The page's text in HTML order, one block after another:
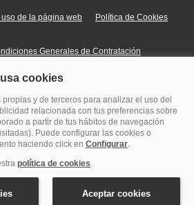
de la página web Política de Cookies
Generales de Contratación
en Línea
en hoteles © Copyright Veturis Travel S.A.
Autorización nº I-AV0000879.4 Tel: +34